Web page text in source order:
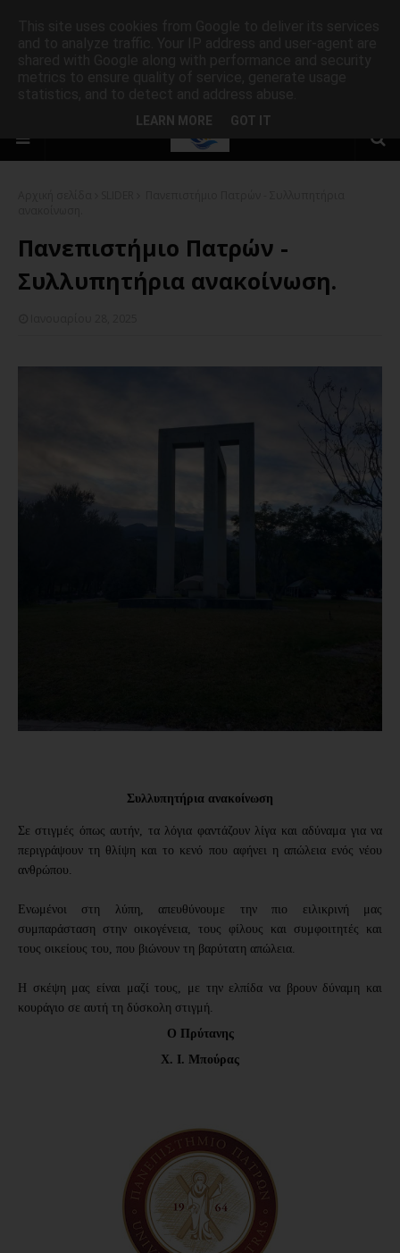
Πανεπιστήμιο Πατρών -
Συλλυπητήρια ανακοίνωση.
Συλλυπητήρια ανακοίνωση
Σε στιγμές όπως αυτήν, τα λόγια φαντάζουν λίγα και αδύναμα για να
περιγράψουν τη θλίψη και το κενό που αφήνει η απώλεια ενός νέου
ανθρώπου.
Ενωμένοι στη λύπη, απευθύνουμε την πιο ειλικρινή μας
συμπαράσταση στην οικογένεια, τους φίλους και συμφοιτητές και
τους οικείους του, που βιώνουν τη βαρύτατη απώλεια.
Η σκέψη μας είναι μαζί τους, με την ελπίδα να βρουν δύναμη και
κουράγιο σε αυτή τη δύσκολη στιγμή.
Ο Πρύτανης
Χ. Ι. Μπούρας
LEARN MORE GOT IT